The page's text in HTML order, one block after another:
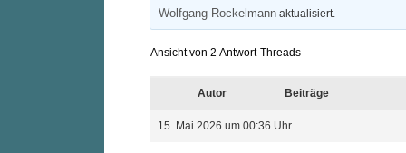
Wolfgang Rockelmann aktualisiert.
Ansicht von 2 Antwort-Threads
Autor Beiträge
15. Mai 2026 um 00:36 Uhr